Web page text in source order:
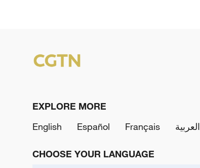
EXPLORE MORE
English
Español Français العربية
CHOOSE YOUR LANGUAGE